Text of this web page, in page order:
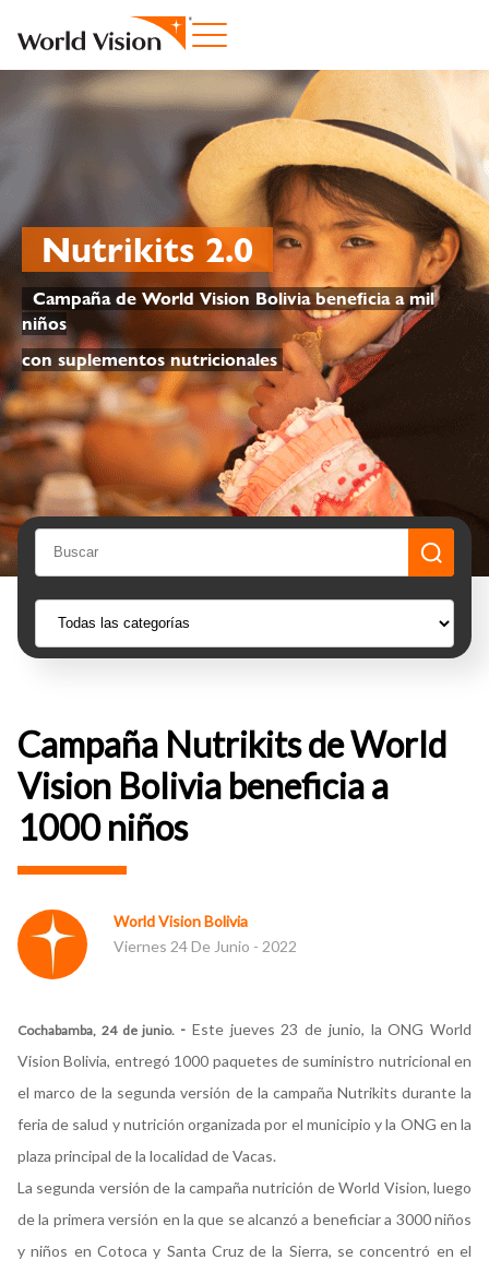
Nutrikits 2.0
Campaña de World Vision Bolivia beneficia a mil
niños
con suplementos nutricionales
Campaña Nutrikits de World
Vision Bolivia beneficia a
1000 niños
World Vision Bolivia
Viernes 24 De Junio - 2022
Cochabamba, 24 de junio. - Este jueves 23 de junio, la ONG World
Vision Bolivia, entregó 1000 paquetes de suministro nutricional en
el marco de la segunda versión de la campaña Nutrikits durante la
feria de salud y nutrición organizada por el municipio y la ONG en la
plaza principal de la localidad de Vacas.
La segunda versión de la campaña nutrición de World Vision, luego
de la primera versión en la que se alcanzó a beneficiar a 3000 niños
y niños en Cotoca y Santa Cruz de la Sierra, se concentró en el